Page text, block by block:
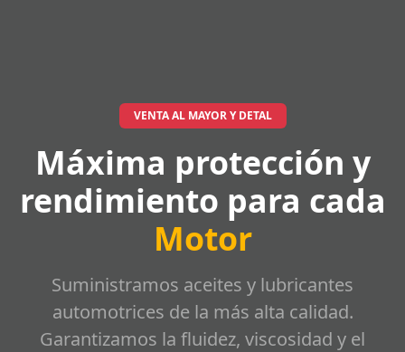
VENTA AL MAYOR Y DETAL
Máxima protección y
rendimiento para cada
Motor
Suministramos aceites y lubricantes
automotrices de la más alta calidad.
Garantizamos la fluidez, viscosidad y el